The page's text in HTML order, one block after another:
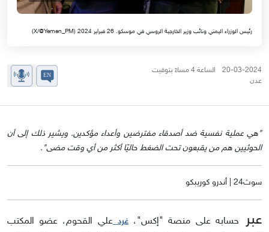
رئيس الوزراء اليمني ونائب وزير الخارجية الروسي في موسكو. 26 فبراير 2024 (X/@Yemen_PM)
20-03-2024 الساعة 4 مساءً بتوقيت
عدن
"هي عملية نفسية ضد أصدقاء مفترضين وأعداء مؤكدين. ويشير ذلك إلى أن
الحوثيين هم من يقبعون تحت الضغط حاليًا أكثر من أي وقت مضى".
سوث24 | أندرو كوريبكو
عبر حسابه على منصة "إكس"،غرد علي القحوم، عضو المكتب